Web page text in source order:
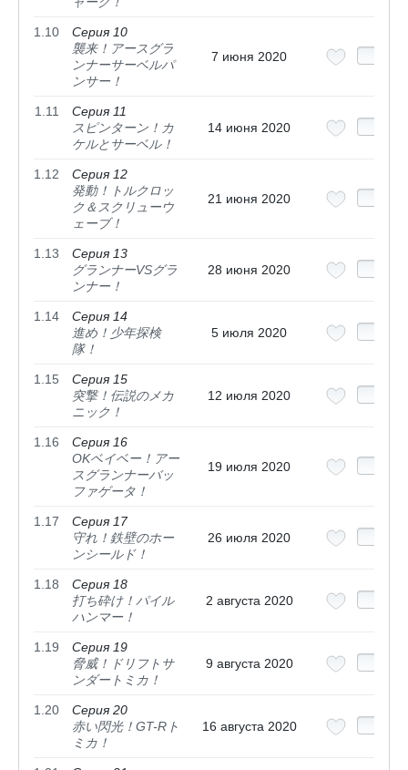
1.10
Серия 10
襲来！アースグラ
ンナーサーベルパ
ンサー！
7 июня 2020
1.11
Серия 11
スピンターン！カ
ケルとサーベル！
14 июня 2020
1.12
Серия 12
発動！トルクロッ
ク＆スクリューウ
ェーブ！
21 июня 2020
1.13
Серия 13
グランナーVSグラ
ンナー！
28 июня 2020
1.14
Серия 14
進め！少年探検
隊！
5 июля 2020
1.15
Серия 15
突撃！伝説のメカ
ニック！
12 июля 2020
1.16
Серия 16
OKベイベー！アー
スグランナーバッ
ファゲータ！
19 июля 2020
1.17
Серия 17
守れ！鉄壁のホー
ンシールド！
26 июля 2020
1.18
Серия 18
打ち砕け！パイル
ハンマー！
2 августа 2020
1.19
Серия 19
脅威！ドリフトサ
ンダートミカ！
9 августа 2020
1.20
Серия 20
赤い閃光！GT-Rト
ミカ！
16 августа 2020